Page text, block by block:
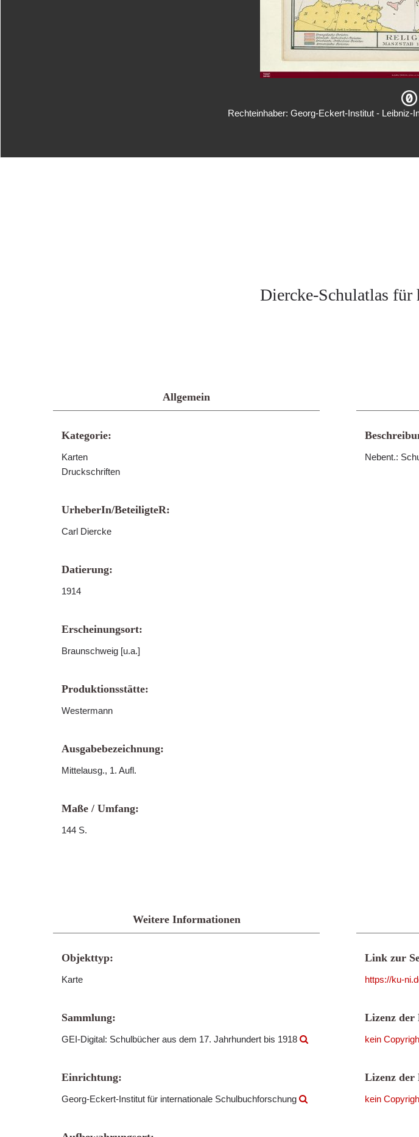
Rechteinhaber: Georg-Eckert-Institut - Leibniz-
Diercke-Schulatlas für
Allgemein
Kategorie:
Karten
Druckschriften
UrheberIn/BeteiligteR:
Carl Diercke
Datierung:
1914
Erscheinungsort:
Braunschweig [u.a.]
Produktionsstätte:
Westermann
Ausgabebezeichnung:
Mittelausg., 1. Aufl.
Maße / Umfang:
144 S.
Nebent.:
Weitere Informationen
Objekttyp:
Karte
Sammlung:
GEI-Digital: Schulbücher aus dem 17. Jahrhundert bis 1918
Einrichtung:
Georg-Eckert-Institut für internationale Schulbuchforschung
Link zur
https://ku-
Lizenz der
kein
Lizenz der
kein